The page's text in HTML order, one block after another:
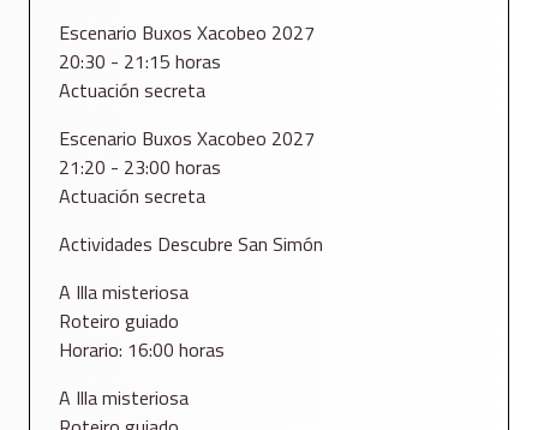
Escenario Buxos Xacobeo 2027
20:30 - 21:15 horas
Actuación secreta
Escenario Buxos Xacobeo 2027
21:20 - 23:00 horas
Actuación secreta
Actividades Descubre San Simón
A Illa misteriosa
Roteiro guiado
Horario: 16:00 horas
A Illa misteriosa